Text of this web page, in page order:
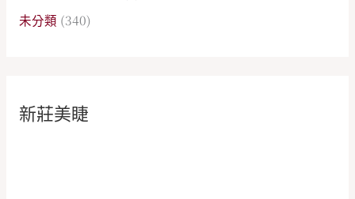
未分類 (340)
新莊美睫